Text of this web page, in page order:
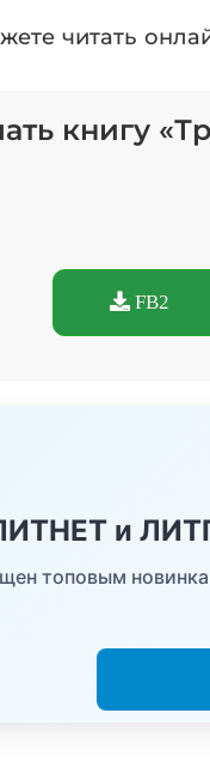
читать
книгу
FB2
и
топовым